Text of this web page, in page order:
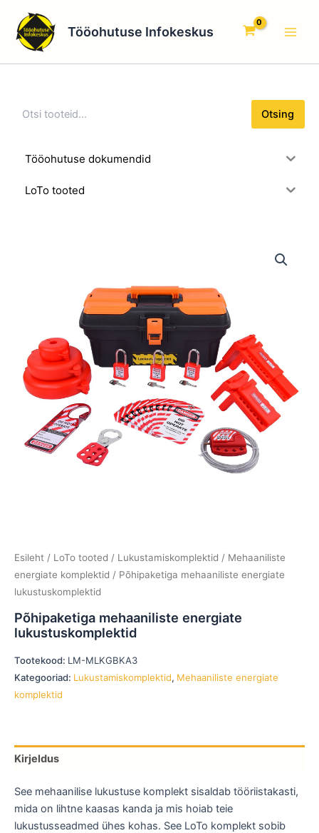
content
Tööohutuse Infokeskus
s
n
Otsing
Tööohutuse dokumendid
LoTo tooted
Esileht / LoTo tooted / Lukustamiskomplektid / Mehaaniliste
energiate komplektid / Põhipaketiga mehaaniliste energiate
lukustuskomplektid
Põhipaketiga mehaaniliste energiate
lukustuskomplektid
Tootekood: LM-MLKGBKA3
Kategooriad: Lukustamiskomplektid, Mehaaniliste energiate
komplektid
Kirjeldus
See mehaanilise lukustuse komplekt sisaldab tööriistakasti,
mida on lihtne kaasas kanda ja mis hoiab teie
lukustusseadmed ühes kohas. See LoTo komplekt sobib